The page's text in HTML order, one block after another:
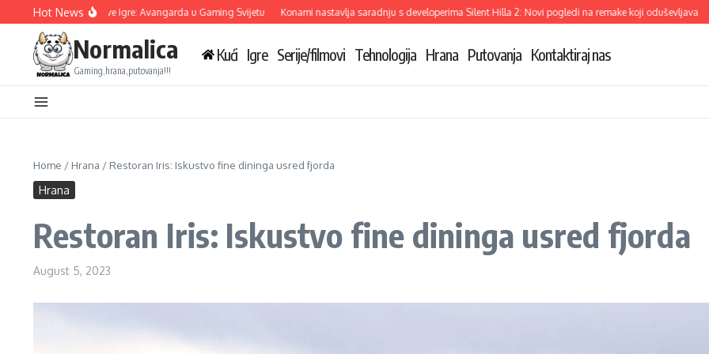
Skip to content
Hot News
Otkriva Tri Nove Igre: Avangarda u Gaming Svijetu Konami nastavlja saradnju s developerima Silent Hilla 2: Novi pogledi na remake koji oduševljava
Normalica
Gaming,hrana,putovanja!!!
Kući Igre Serije/filmovi Tehnologija Hrana Putovanja Kontaktiraj nas
Home / Hrana / Restoran Iris: Iskustvo fine dininga usred fjorda
Hrana
Restoran Iris: Iskustvo fine dininga usred fjorda
August 5, 2023